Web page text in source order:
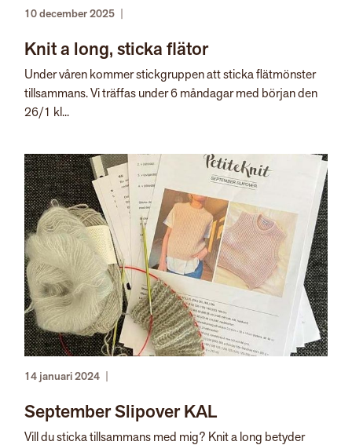
10 december 2025
Knit a long, sticka flätor
Under våren kommer stickgruppen att sticka flätmönster
tillsammans. Vi träffas under 6 måndagar med början den
26/1 kl...
14 januari 2024
September Slipover KAL
Vill du sticka tillsammans med mig? Knit a long betyder